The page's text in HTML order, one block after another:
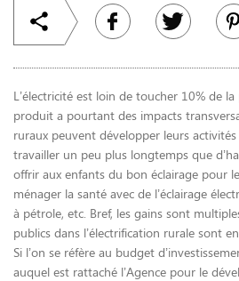
L’électricité est loin de toucher 10% de
produit a pourtant des impacts
ruraux peuvent développer leurs
travailler un peu plus longtemps que
offrir aux enfants du bon éclairage pour
ménager la santé avec de l’éclairage
à pétrole, etc. Bref, les gains sont
publics dans l’électrification rurale sont
Si l’on se réfère au budget
auquel est rattaché l’Agence pour le